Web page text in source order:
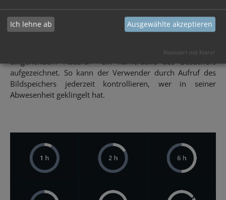
Bildspeicher
Die optional zuschaltbare Bildspeicherfunktion der VICO
(nur in Verbindung mit
Medienkoppler 300102) sorgt für
technischen Voraussetzungen vorhanden, wird bei jedem
eingehendem Hausruf ein Kamerabild des Besuchers
aufgezeichnet. So kann der Verwender durch Aufruf des
Bildspeichers jederzeit kontrollieren, wer in seiner
Abwesenheit geklingelt hat.
Ich lehne ab Ausgewählte akzeptieren
Realisiert mit Klaro!